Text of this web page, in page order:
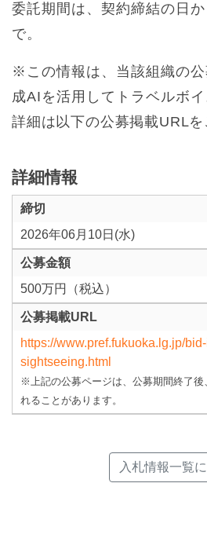
委託期間は、契約締結の日
で。
※この情報は、当該組織の
成AIを活用してトラベルボイ
詳細は以下の公募掲載URLを
詳細情報
締切
2026年06月10日(水)
公募金額
500万円（税込）
公募掲載URL
https://www.pref.fukuoka.lg.jp/
sightseeing.html
※上記の公募ページは、公募期間終了後
れることがあります。
入札情報一覧